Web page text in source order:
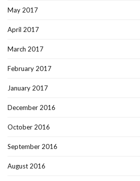
May 2017
April 2017
March 2017
February 2017
January 2017
December 2016
October 2016
September 2016
August 2016